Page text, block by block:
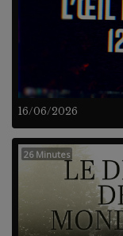
16/06/2026
26 Minutes